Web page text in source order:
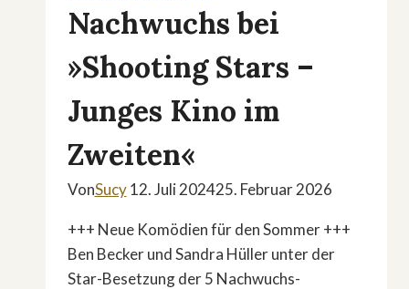
Nachwuchs bei
»Shooting Stars –
Junges Kino im
Zweiten«
VonSucy 12. Juli 202425. Februar 2026
+++ Neue Komödien für den Sommer +++
Ben Becker und Sandra Hüller unter der
Star-Besetzung der 5 Nachwuchs-